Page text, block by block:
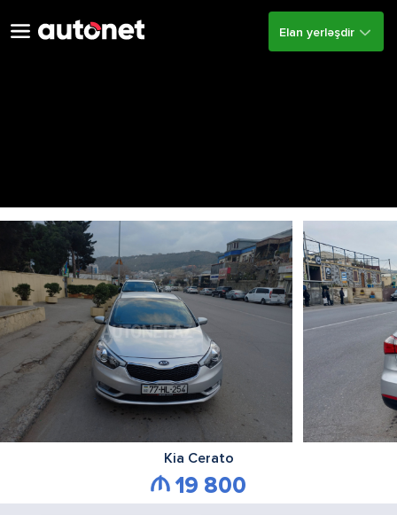
Elan yerləşdir
Kia Cerato
19 800